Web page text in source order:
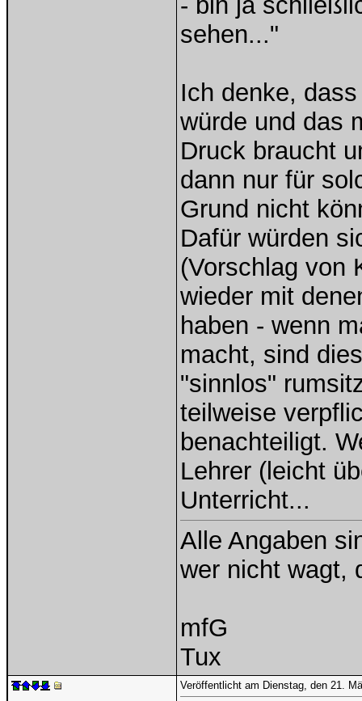
sehen..."
Ich denke,
würde und das
Druck braucht
dann nur für
Grund nicht
Dafür würden
(Vorschlag von
wieder mit
haben - wenn
macht, sind
"sinnlos"
teilweise
benachteiligt.
Lehrer (leicht
Unterricht...
Alle Angaben
wer nicht wagt,
mfG
Tux
Veröffentlicht am Dienstag, den 21.